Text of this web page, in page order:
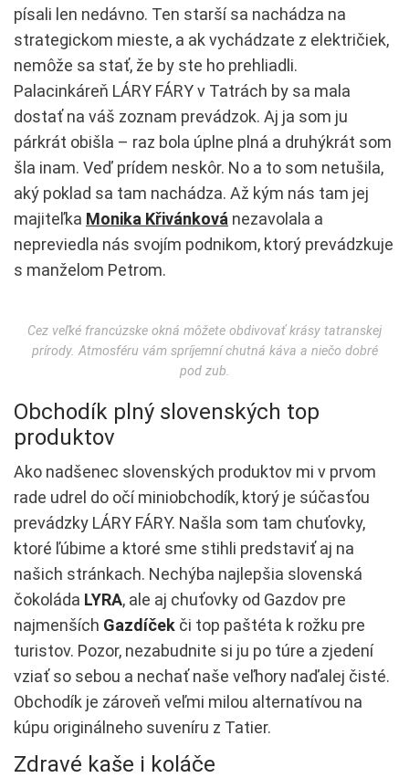
písali len nedávno. Ten starší sa nachádza na
strategickom mieste, a ak vychádzate z električiek,
nemôže sa stať, že by ste ho prehliadli.
Palacinkáreň LÁRY FÁRY v Tatrách by sa mala
dostať na váš zoznam prevádzok. Aj ja som ju
párkrát obišla – raz bola úplne plná a druhýkrát som
šla inam. Veď prídem neskôr. No a to som netušila,
aký poklad sa tam nachádza. Až kým nás tam jej
majiteľka Monika Křivánková nezavolala a
nepreviedla nás svojím podnikom, ktorý prevádzkuje
s manželom Petrom.
Cez veľké francúzske okná môžete obdivovať krásy tatranskej
prírody. Atmosféru vám spríjemní chutná káva a niečo dobré
pod zub.
Obchodík plný slovenských top
produktov
Ako nadšenec slovenských produktov mi v prvom
rade udrel do očí miniobchodík, ktorý je súčasťou
prevádzky LÁRY FÁRY. Našla som tam chuťovky,
ktoré ľúbime a ktoré sme stihli predstaviť aj na
našich stránkach. Nechýba najlepšia slovenská
čokoláda LYRA, ale aj chuťovky od Gazdov pre
najmenších Gazdíček či top paštéta k rožku pre
turistov. Pozor, nezabudnite si ju po túre a zjedení
vziať so sebou a nechať naše veľhory naďalej čisté.
Obchodík je zároveň veľmi milou alternatívou na
kúpu originálneho suveníru z Tatier.
Zdravé kaše i koláče